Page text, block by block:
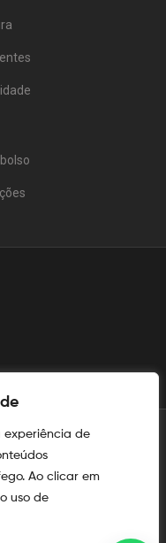
experiência de
Ao clicar em
uso de
registradas no
e industrial.